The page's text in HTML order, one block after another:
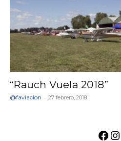
“Rauch Vuela 2018”
@faviacion - 27 febrero, 2018